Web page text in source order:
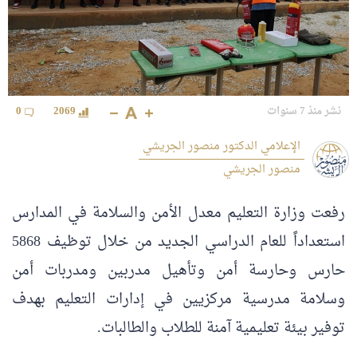
نشر منذ 7 سنوات 2069
0
الإعلامي الدكتور منصور الجريشي
منصور الجريشي
رفعت وزارة التعليم معدل الأمن والسلامة في المدارس
استعداداً للعام الدراسي الجديد من خلال توظيف 5868
حارس وحارسة أمن وتأهيل مدربين ومدربات أمن
وسلامة مدرسية مركزيين في إدارات التعليم بهدف
توفير بيئة تعليمية آمنة للطلاب والطالبات.